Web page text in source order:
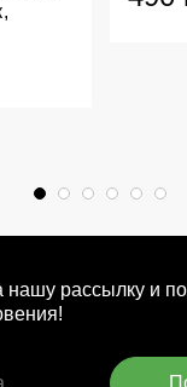
рассылку и